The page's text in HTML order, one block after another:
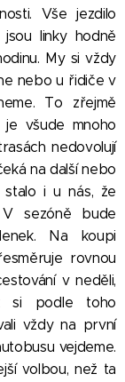
Vše jezdilo
linky hodně
My si vždy
nebo u řidiče v
To zřejmě
všude mnoho
nedovolují
na další nebo
stalo i u nás, že
sezóně bude
Na koupi
rovnou
v neděli,
si podle toho
vždy na první
vejdeme.
volbou, než ta